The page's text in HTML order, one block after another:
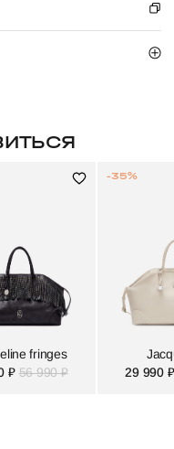
fringes
₽ 56 990 ₽
29 990 ₽
-35%